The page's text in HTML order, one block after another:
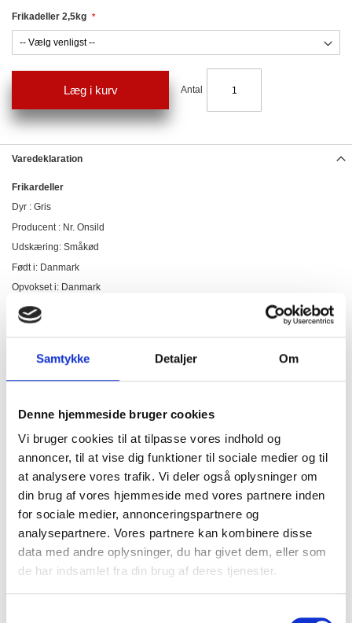
Samtykke Detaljer Om
Denne hjemmeside bruger cookies
Vi bruger cookies til at tilpasse vores indhold og
annoncer, til at vise dig funktioner til sociale medier og til
at analysere vores trafik. Vi deler også oplysninger om
din brug af vores hjemmeside med vores partnere inden
for sociale medier, annonceringspartnere og
analysepartnere. Vores partnere kan kombinere disse
data med andre oplysninger, du har givet dem, eller som
de har indsamlet fra din brug af deres tjenester.
Frikadeller 2,5kg
Antal
Læg i kurv
Varedeklaration
Frikardeller
Dyr : Gris
Producent : Nr. Onsild
Udskæring: Småkød
Født i: Danmark
Opvokset i: Danmark
Slagtet i: Danmark
Leveres som: Frostvare
løg, modificeret stivelse (E1414), hydrolyseret vegetabilsk protein, krydderier.
Næringsindhold pr 100g.
Energi: 908 KJ / 217 kcal
Fedt:
Heraf mættet fedt: 5,4 g
Kulhydrat: 8,1 g